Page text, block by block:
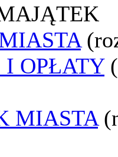
I OPŁATY
MIASTA